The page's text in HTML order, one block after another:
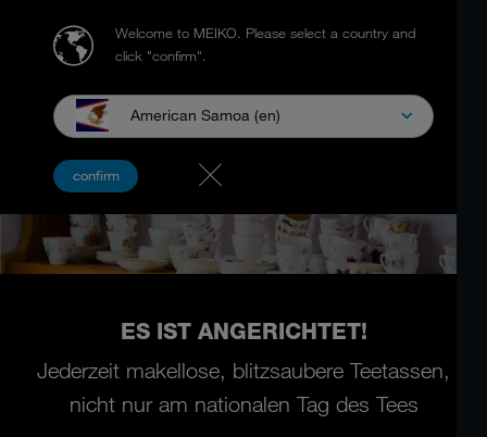
Welcome to MEIKO. Please select a country and
click "confirm".
American Samoa (en)
confirm
ES IST ANGERICHTET!
Jederzeit makellose, blitzsaubere Teetassen,
nicht nur am nationalen Tag des Tees